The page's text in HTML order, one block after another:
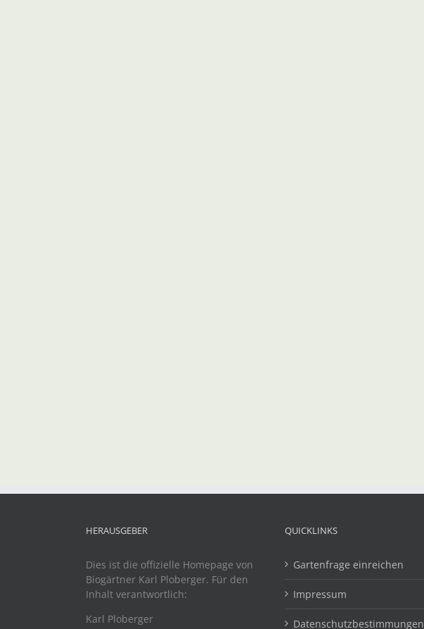
HERAUSGEBER
Dies ist die offizielle Homepage von
Biogärtner Karl Ploberger. Für den
Inhalt verantwortlich:
Karl Ploberger
QUICKLINKS
Gartenfrage einreichen
Impressum
Datenschutzbestimmungen